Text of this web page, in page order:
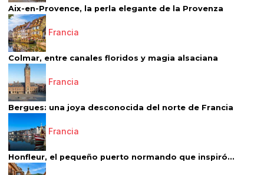
Aix-en-Provence, la perla elegante de la Provenza
Francia
Colmar, entre canales floridos y magia alsaciana
Francia
Bergues: una joya desconocida del norte de Francia
Francia
Honfleur, el pequeño puerto normando que inspiró...